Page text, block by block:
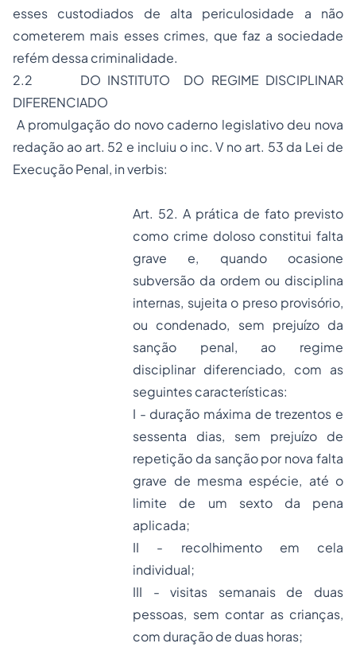
esses custodiados de alta periculosidade a não
cometerem mais esses crimes, que faz a sociedade
refém dessa criminalidade.
2.2 DO INSTITUTO DO REGIME DISCIPLINAR
DIFERENCIADO
A promulgação do novo caderno legislativo deu nova
redação ao art. 52 e incluiu o inc. V no art. 53 da Lei de
Execução Penal, in verbis:
Art. 52. A prática de fato previsto
como crime doloso constitui falta
grave e, quando ocasione
subversão da ordem ou disciplina
internas, sujeita o preso provisório,
ou condenado, sem prejuízo da
sanção penal, ao regime
disciplinar diferenciado, com as
seguintes características:
I - duração máxima de trezentos e
sessenta dias, sem prejuízo de
repetição da sanção por nova falta
grave de mesma espécie, até o
limite de um sexto da pena
aplicada;
II - recolhimento em cela
individual;
III - visitas semanais de duas
pessoas, sem contar as crianças,
com duração de duas horas;